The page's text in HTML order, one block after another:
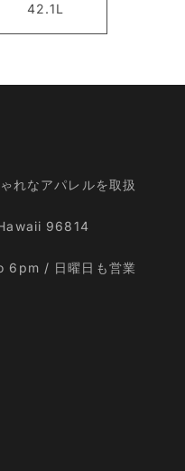
42.1L
れなアパレルを取扱
96814
/ 日曜日も営業